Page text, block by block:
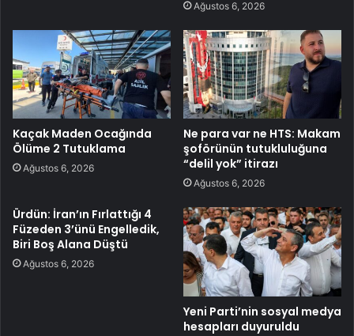
Ağustos 6, 2026
Kaçak Maden Ocağında
Ölüme 2 Tutuklama
Ağustos 6, 2026
Ne para var ne HTS: Makam
şoförünün tutukluluğuna
“delil yok” itirazı
Ağustos 6, 2026
Ürdün: İran’ın Fırlattığı 4
Füzeden 3’ünü Engelledik,
Biri Boş Alana Düştü
Ağustos 6, 2026
Yeni Parti’nin sosyal medya
hesapları duyuruldu